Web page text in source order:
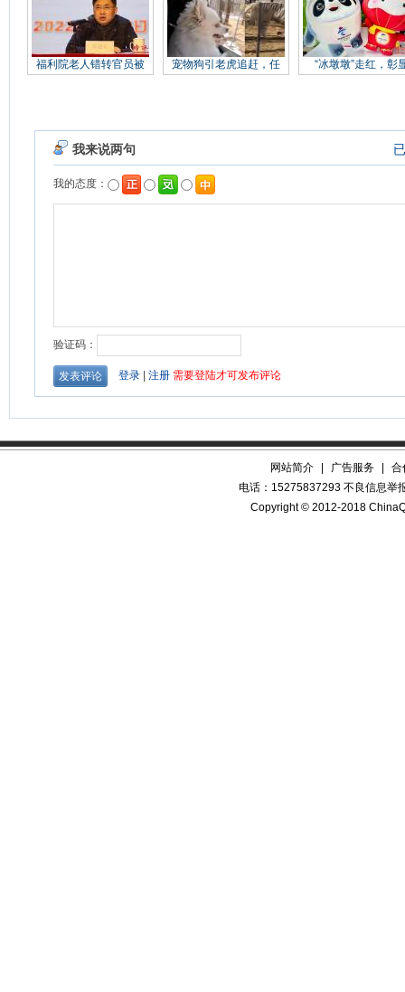
福利院老人错转官员被 宠物狗引老虎追赶，任 “冰墩墩”走红，彰
网站简介 广告服务
合
电话：15275837293 不良信息举
Copyright © 2012-2018